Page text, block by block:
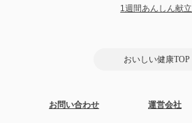
1週間あんしん献立
おいしい健康TOP
お問い合わせ 運営会社